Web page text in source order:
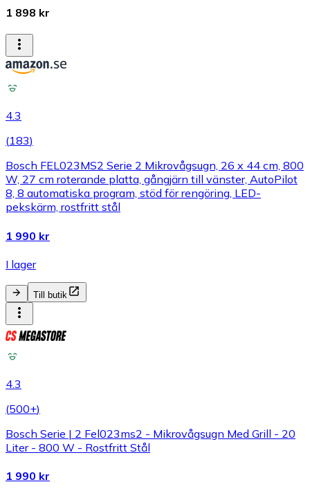
1 898 kr
4.3
(183)
Bosch FEL023MS2 Serie 2 Mikrovågsugn, 26 x 44 cm, 800
W, 27 cm roterande platta, gångjärn till vänster, AutoPilot
8, 8 automatiska program, stöd för rengöring, LED-
pekskärm, rostfritt stål
1 990 kr
I lager
Till butik
4.3
(500+)
Bosch Serie | 2 Fel023ms2 - Mikrovågsugn Med Grill - 20
Liter - 800 W - Rostfritt Stål
1 990 kr